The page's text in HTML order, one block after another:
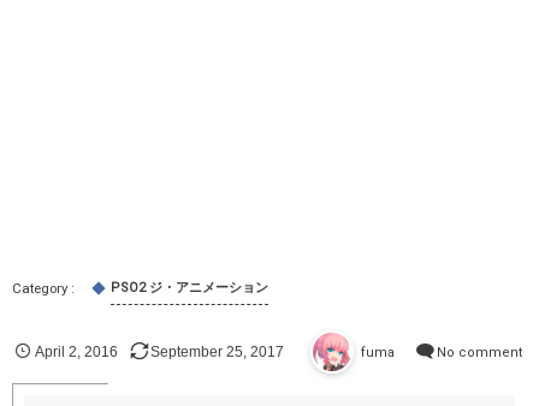
PSO2 ジ・アニメーション
April 2 ,2016 September 25 2017 fuma No comment